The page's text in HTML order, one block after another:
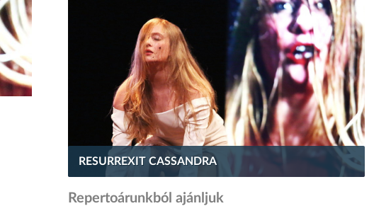
RESURREXIT CASSANDRA
Repertoárunkból ajánljuk